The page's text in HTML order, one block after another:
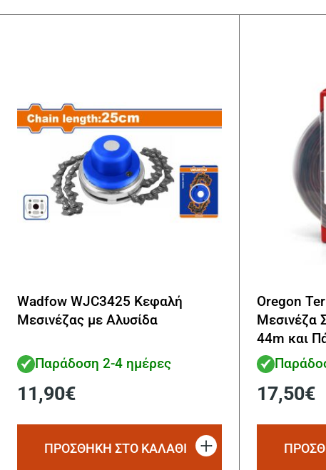
Wadfow WJC3425 Κεφαλή
Μεσινέζας με Αλυσίδα
Παράδοση 2-4 ημέρες
11,90€
ΠΡΟΣΘΗΚΗ ΣΤΟ ΚΑΛΑΘΙ
Oregon
Μεσινέζα
44m και
17,50€